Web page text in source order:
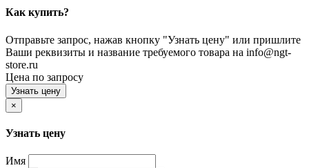
Как купить?
Отправьте запрос, нажав кнопку "Узнать цену" или пришлите
Ваши реквизиты и название требуемого товара на info@ngt-
store.ru
Цена по запросу
Узнать цену
×
Узнать цену
Имя